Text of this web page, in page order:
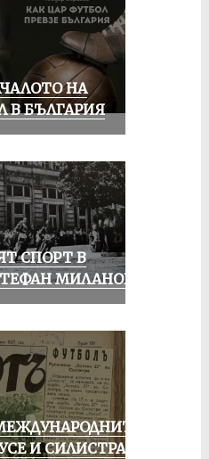
НА
В БЪЛГАРИЯ
СПОРТ В
МИЛАНОВ
И СИЛИСТРА